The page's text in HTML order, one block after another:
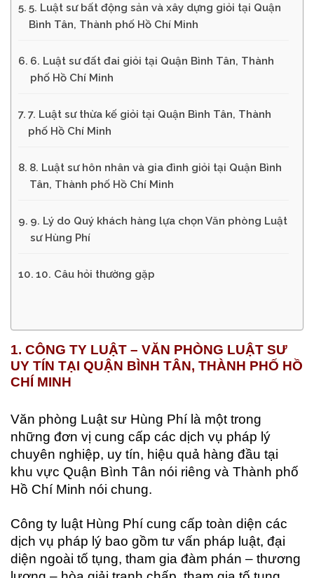
5. Luật sư bất động sản và xây dựng giỏi tại Quận
Bình Tân, Thành phố Hồ Chí Minh
6. Luật sư đất đai giỏi tại Quận Bình Tân, Thành
phố Hồ Chí Minh
7. Luật sư thừa kế giỏi tại Quận Bình Tân, Thành
phố Hồ Chí Minh
8. Luật sư hôn nhân và gia đình giỏi tại Quận Bình
Tân, Thành phố Hồ Chí Minh
9. Lý do Quý khách hàng lựa chọn Văn phòng Luật
sư Hùng Phí
10. Câu hỏi thường gặp
1. CÔNG TY LUẬT – VĂN PHÒNG LUẬT SƯ
UY TÍN TẠI QUẬN BÌNH TÂN, THÀNH PHỐ HỒ
CHÍ MINH
Văn phòng Luật sư Hùng Phí là một trong
những đơn vị cung cấp các dịch vụ pháp lý
chuyên nghiệp, uy tín, hiệu quả hàng đầu tại
khu vực Quận Bình Tân nói riêng và Thành phố
Hồ Chí Minh nói chung.
Công ty luật Hùng Phí cung cấp toàn diện các
dịch vụ pháp lý bao gồm tư vấn pháp luật, đại
diện ngoài tố tụng, tham gia đàm phán – thương